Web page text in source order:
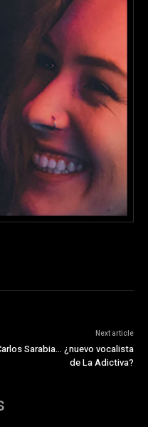
Next article
Sarabia… ¿nuevo vocalista
de La Adictiva?